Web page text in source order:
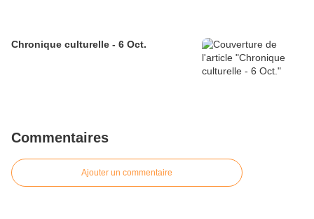
Chronique culturelle - 6 Oct.
Commentaires
Ajouter un commentaire